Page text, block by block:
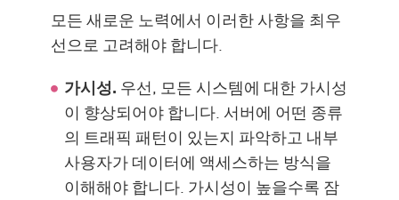
모든 새로운 노력에서 이러한 사항을 최우
선으로 고려해야 합니다.
가시성. 우선, 모든 시스템에 대한 가시성
이 향상되어야 합니다. 서버에 어떤 종류
의 트래픽 패턴이 있는지 파악하고 내부
사용자가 데이터에 액세스하는 방식을
이해해야 합니다. 가시성이 높을수록 잠